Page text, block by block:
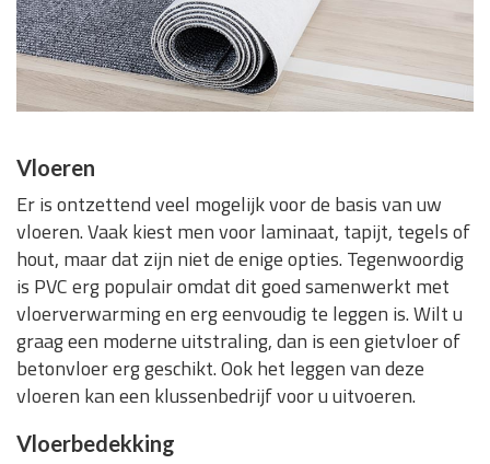
Vloeren
Er is ontzettend veel mogelijk voor de basis van uw
vloeren. Vaak kiest men voor laminaat, tapijt, tegels of
hout, maar dat zijn niet de enige opties. Tegenwoordig
is PVC erg populair omdat dit goed samenwerkt met
vloerverwarming en erg eenvoudig te leggen is. Wilt u
graag een moderne uitstraling, dan is een gietvloer of
betonvloer erg geschikt. Ook het leggen van deze
vloeren kan een klussenbedrijf voor u uitvoeren.
Vloerbedekking